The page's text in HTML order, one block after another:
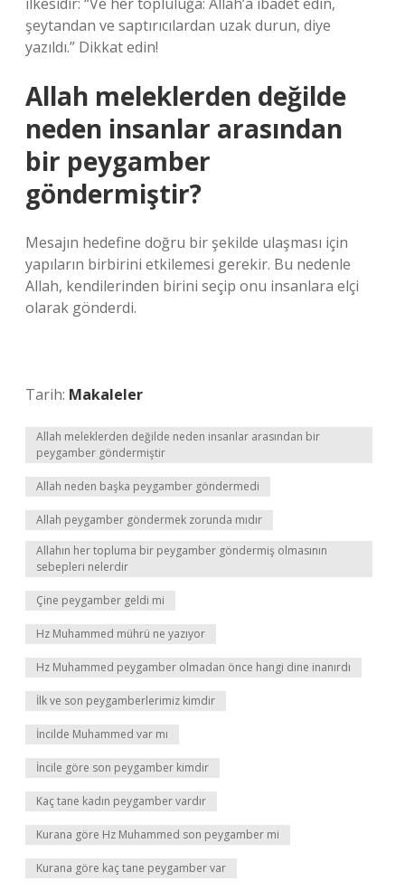
şeytandan ve saptırıcılardan uzak durun, diye
yazıldı.” Dikkat edin!
Allah meleklerden değilde
neden insanlar arasından
bir peygamber
göndermiştir?
Mesajın hedefine doğru bir şekilde ulaşması için
yapıların birbirini etkilemesi gerekir. Bu nedenle
Allah, kendilerinden birini seçip onu insanlara elçi
olarak gönderdi.
Tarih: Makaleler
Allah meleklerden değilde neden insanlar arasından bir
peygamber göndermiştir
Allah neden başka peygamber göndermedi
Allah peygamber göndermek zorunda mıdır
Allahın her topluma bir peygamber göndermiş olmasının
sebepleri nelerdir
Çine peygamber geldi mi
Hz Muhammed mührü ne yazıyor
Hz Muhammed peygamber olmadan önce hangi dine inanırdı
İlk ve son peygamberlerimiz kimdir
İncilde Muhammed var mı
İncile göre son peygamber kimdir
Kaç tane kadın peygamber vardır
Kurana göre Hz Muhammed son peygamber mi
Kurana göre kaç tane peygamber var